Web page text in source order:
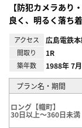
【防犯カメラあ
良く、明るく落ち
アクセス 広島電鉄
間取り 1R
築年数 1988年 7
プラン名・期間
ロング【幟町】
30日以上～360日未満